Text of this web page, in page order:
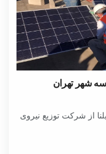
از شرکت توزیع نیروی